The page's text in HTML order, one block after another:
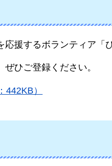
援するボランティア「
ひご登録ください。
）